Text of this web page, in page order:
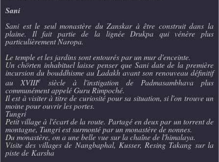
Sani
Sani est le seul monastère du Zanskar à être construit dans la
plaine. Il fait partie de la lignée Drukpa qui vénère plus
particulièrement Naropa.
Le temple et les jardins sont entourés par un mur d'enceinte.
Un chörten inhabituel laisse penser que Sani date de la première
incursion du bouddhisme au Ladakh avant son renouveau définitif
au XVIIIesiècle à l'instigation de Padmasambhava plus
communément appelé Guru Rimpoché.
Il est à visiter à titre de curiosité pour sa situation, si l'on trouve un
moine pour ouvrir les portes.
Tungri
Petit village à l'écart de la route. Partagé en deux par un torrent de
montagne, Tungri est surmonté par un monastère de nonnes.
Du monastère, on a une belle vue sur la chaîne de l'himalaya.
Visite des villages de Nangbaphal, Kusser, Resing Takang sur la
piste de Karsha